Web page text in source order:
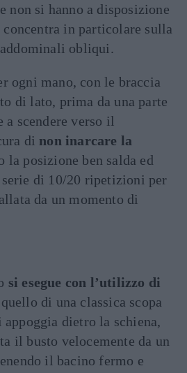
non si hanno a disposizione
in particolare sulla
obliqui.
ogni mano, con le braccia
di lato, prima da una parte
a scendere verso il
di non inarcare la
la posizione ben salda ed
serie di 10/20 ripetizioni per
da un momento di
si esegue con l’utilizzo di
di una classica scopa
dietro la schiena,
il busto velocemente da un
il bacino fermo e